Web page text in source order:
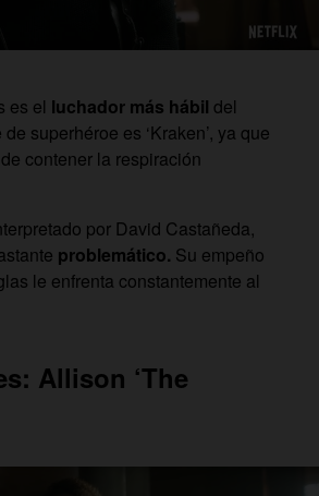
es el luchador más hábil del
superhéroe es ‘Kraken’, ya que
contener la respiración
por David Castañeda,
problemático. Su empeño
le enfrenta constantemente al
Allison ‘The